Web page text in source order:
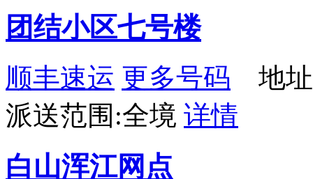
团结小区七号楼
顺丰速运 更多号码 地址
派送范围:全境 详情
白山浑江网点